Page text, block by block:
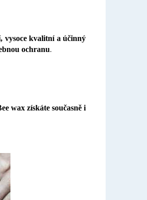
vysoce kvalitní a účinný
ochranu.
wax získáte současně i